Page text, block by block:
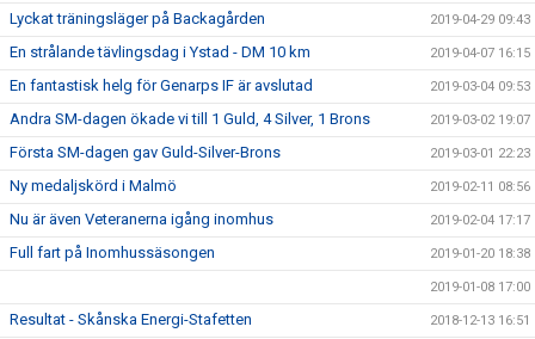
Lyckat träningsläger på Backagården 2019-04-29 09:43
En strålande tävlingsdag i Ystad - DM 10 km 2019-04-07 16:15
En fantastisk helg för Genarps IF är avslutad 2019-03-04 09:53
Andra SM-dagen ökade vi till 1 Guld, 4 Silver, 1 Brons 2019-03-02 19:07
Första SM-dagen gav Guld-Silver-Brons 2019-03-01 22:23
Ny medaljskörd i Malmö 2019-02-11 08:56
Nu är även Veteranerna igång inomhus 2019-02-04 17:17
Full fart på Inomhussäsongen 2019-01-20 18:38
2019-01-08 17:00
Resultat - Skånska Energi-Stafetten 2018-12-13 16:51